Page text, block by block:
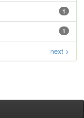
1
1
next >